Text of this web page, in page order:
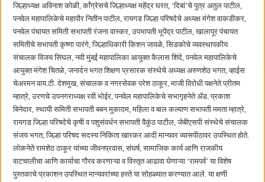
जिल्हाध्यक्ष अविनाश कोळी, ‌काँग्रेसचे जिल्हाध्यक्ष महेंद्र घरत, ‘दिबां‌’चे पुत्र अतुल पाटील,
पनवेल महापालिकेचे महापौर नितीन पाटील, रायगड जिल्हा परिषदेचे अध्यक्ष मंगेश वाकडीकर,
पनवेल पंचायत समिती सभापती रंजना वास्कर, उपभापती भूपेंद्र पाटील, खालापूर पंचायत
समितीचे सभापती कृष्णा पारंगे, जिल्हाधिकारी किशन जावळे, सिडकोचे व्यवस्थापकीय
संचालक विजय सिंघल, नवी मुंबई महापालिका आयुक्त कैलास शिंदे, पनवेल महापालिकेचे
आयुक्त मंगेश चितळे, जनार्दन भगत शिक्षण प्रसारक संस्थेचे अध्यक्ष अरुणशेठ भगत, व्हाईस
चेअरमन वाय.टी. देशमुख, संचालक व नगरसेवक परेश ठाकूर, माजी विरोधी पक्षनेते प्रीतम
म्हात्रे, उरणचे उपनगराध्यक्ष रवी भोईर, पनवेल महापालिकेचे सभागृहनेते ॲड. प्रकाश
बिनेदार, स्थायी समिती सभापती बबन मुकादम, महिला व बाल कल्याण सभापती ममता म्हात्रे,
रायगड जिल्हा परिषदेचे कृषी व पशुसंवर्धन सभापती वैकुंठ पाटील, जेबीएसपी संस्थेचे संचालक
संजय भगत, जिल्हा परिषद सदस्य निकिता खारकर आदी मान्यवर व्यासपीठावर उपस्थित होते.
लोकनेते रामशेठ ठाकूर यांच्या जीवनप्रवास, संघर्ष, सामाजिक कार्य आणि राजकीय
वाटचालीचा आणि कार्याचा गौरव करणाऱ्या व विस्तृत आढावा घेणाऱ्या ‌‘रामपर्व‌’ या विशेष
पुस्तकाचे प्रकाशन उपस्थित मान्यवरांच्या हस्ते या सोहळ्यात करण्यात आले. या क्षणी